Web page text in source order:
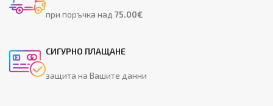
при поръчка над75.00€
СИГУРНО ПЛАЩАНЕ
защита на Вашите данни